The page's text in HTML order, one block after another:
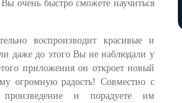
очень быстро сможете научиться
воспроизводит красивые и
даже до этого Вы не наблюдали у
приложения он откроет новый
огромную радость! Совместно с
и порадуете им